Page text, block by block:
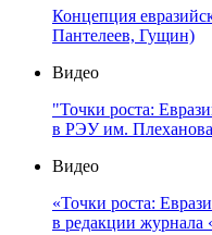
Концепция
Пантелеев, Гущин)
Видео
"Точки роста:
в РЭУ им. Плеханова
Видео
«Точки роста:
в редакции журнала